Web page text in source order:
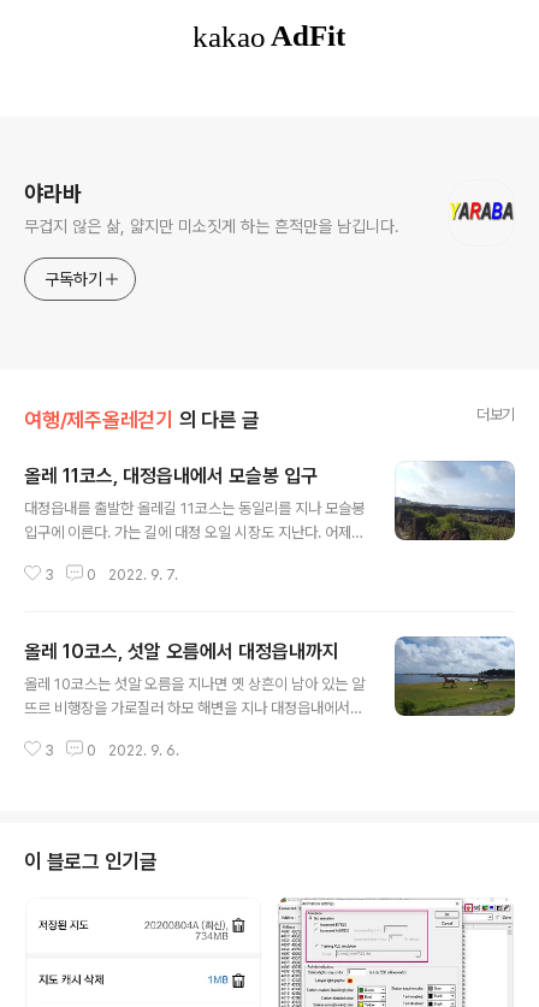
야라바
무겁지 않은 삶, 얇지만 미소짓게 하는 흔적만을 남깁니다.
구독하기
여행/제주올레걷기 의 다른 글 더보기
올레 11코스, 대정읍내에서 모슬봉 입구
대정읍내를 출발한 올레길 11코스는 동일리를 지나 모슬봉
입구에 이른다. 가는 길에 대정 오일 시장도 지난다. 어제는
한 휴식 시간을 가졌다. 저렴하면서도 깨끗하고 괜찮은 숙
므로 조금 이른 시간에 일정을 시작한다. 읍내에 있는 김밥
집들이 문을 열기를 바랐으나 이른 시간이라 그런지, 아니
면 주말이라 그런지 문을 열지 않았다. 하는 수 없이 편의점
니는 왜 이렇게 많이 사는지 의아해하는 눈빛으로 하나하
3 0 2022. 9. 7.
올레 10코스, 섯알 오름에서 대정읍내까지
올레 10코스는 섯알 오름을 지나면 옛 상흔이 남아 있는 알
뜨르 비행장을 가로질러 하모 해변을 지나 대정읍내에서
보면 가슴 아린 우리나라의 현대사가 끝나지 않고 2022년
울 수는 없는 것인가? 진정한 관용이 없는 변질된 법치는
또 다른 희생자와 가해자를 낳을 뿐이다. 무거운 발걸음과
마음으로 희생자 추모비 진입로를 빠져나간다. 진입로 입
구에 이르면 한국 전쟁 당시 섯알 오름에서 있었던 참혹한
상황을 조금이나마 만나 볼 수 있다. 그렇지만 양민들을 향
해 방아쇠를 당겨야 했던 해병 대..
3 0 2022. 9. 6.
이 블로그 인기글